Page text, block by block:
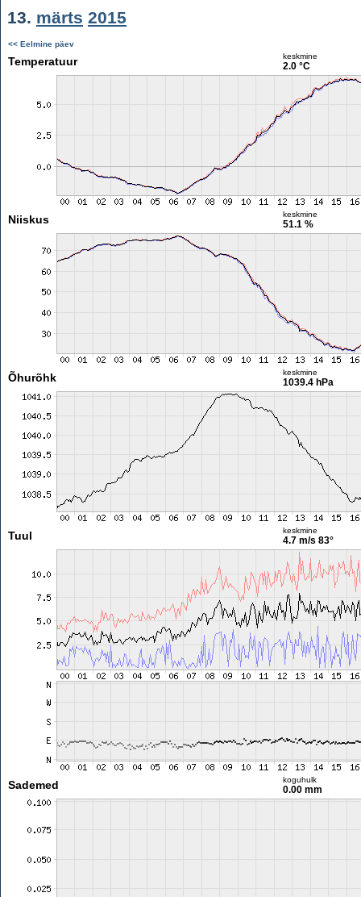
13. märts 2015
<< Eelmine päev
Temperatuur keskmine
2.0 °C
Niiskus keskmine
51.1 %
Õhurõhk keskmine
1039.4 hPa
Tuul keskmine
4.7 m/s 83°
Sademed koguhulk
0.00 mm